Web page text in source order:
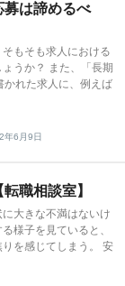
募は諦めるべ
もそも求人における
うか？ また、「長期
かれた求人に、例えば
年6月9日
職相談室】
大きな不満はないけ
様子を見ていると、
を感じてしまう。 安